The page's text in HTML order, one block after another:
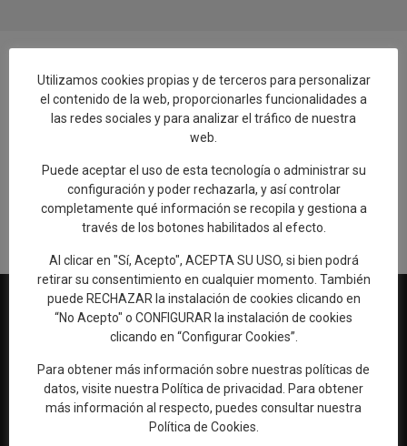
Añadir reseña en Google
Rellenar encuesta de calidad
la Reina
OFICINA DE TURISMO
Utilizamos cookies propias y de terceros para personalizar
el contenido de la web, proporcionarles funcionalidades a
las redes sociales y para analizar el tráfico de nuestra
web.
Puede aceptar el uso de esta tecnología o administrar su
configuración y poder rechazarla, y así controlar
completamente qué información se recopila y gestiona a
través de los botones habilitados al efecto.
Al clicar en "Sí, Acepto", ACEPTA SU USO, si bien podrá
retirar su consentimiento en cualquier momento. También
puede RECHAZAR la instalación de cookies clicando en
“No Acepto" o CONFIGURAR la instalación de cookies
clicando en “Configurar Cookies”.
Para obtener más información sobre nuestras políticas de
datos, visite nuestra Política de privacidad
. Para obtener
más información al respecto, puedes consultar nuestra
Política de Cookies